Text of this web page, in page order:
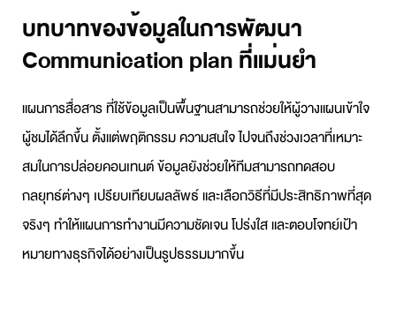
บทบาทของข้อมูลในการพัฒนา
Communication plan ที่แม่นยำ
แผนการสื่อสารที่ใช้ข้อมูลเป็นพื้นฐานสามารถช่วยให้ผู้วางแผนเข้าใจ
ผู้ชมได้ลึกขึ้น ตั้งแต่พฤติกรรม ความสนใจ ไปจนถึงช่วงเวลาที่เหมาะ
สมในการปล่อยคอนเทนต์ ข้อมูลยังช่วยให้ทีมสามารถทดสอบ
กลยุทธ์ต่างๆ เปรียบเทียบผลลัพธ์ และเลือกวิธีที่มีประสิทธิภาพที่สุด
จริงๆ ทำให้แผนการทำงานมีความชัดเจน โปร่งใส และตอบโจทย์เป้า
หมายทางธุรกิจได้อย่างเป็นรูปธรรมมากขึ้น